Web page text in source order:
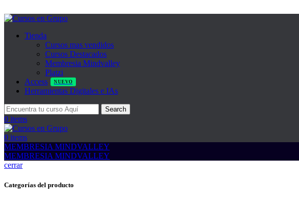
Tienda
Cursos mas vendidos
Cursos Destacados
Membresia Mindvalley
Platzi
Access
NUEVO
Herramientas Digitales e IAs
Search
0 items
0 items
MEMBRESIA MINDVALLEY
MEMBRESIA MINDVALLEY
cerrar
Categorías del producto